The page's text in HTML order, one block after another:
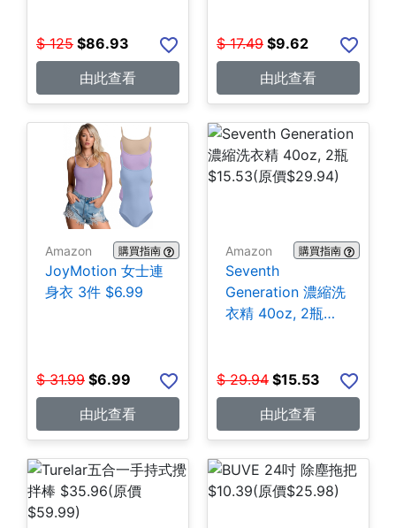
$ 125 $86.93
由此查看
$ 17.49 $9.62
由此查看
Amazon 購買指南
JoyMotion 女士連
身衣 3件 $6.99
$ 31.99 $6.99
由此查看
Amazon 購買指南
Seventh
Generation 濃縮洗
衣精 40oz, 2瓶
$ 29.94 $15.53
由此查看